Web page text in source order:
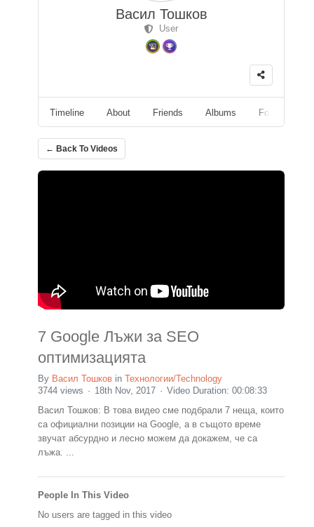
Васил Тошков
User
Timeline About Friends Albums Followers
← Back To Videos
7 Google Лъжи за SEO
оптимизацията
By Васил Тошков in Технологии/Technology
3744 views
18th Nov, 2017
Video Duration: 00:08:33
Васил Тошков: В това видео сме подбрали 7 неща, които
са официални позиции на Google, а в същото време
звучат абсурдно и лесно можем да докажем, че са
лъжа. ...
People In This Video
No users are tagged in this video